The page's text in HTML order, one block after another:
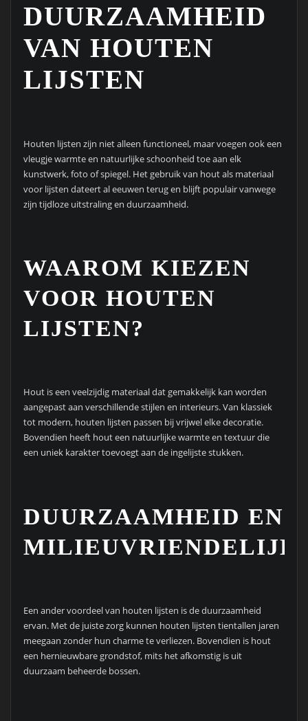
DUURZAAMHEID
VAN HOUTEN
LIJSTEN
Houten lijsten zijn niet alleen functioneel, maar voegen ook een
vleugje warmte en natuurlijke schoonheid toe aan elk
kunstwerk, foto of spiegel. Het gebruik van hout als materiaal
voor lijsten dateert al eeuwen terug en blijft populair vanwege
zijn tijdloze uitstraling en duurzaamheid.
WAAROM KIEZEN
VOOR HOUTEN
LIJSTEN?
Hout is een veelzijdig materiaal dat gemakkelijk kan worden
aangepast aan verschillende stijlen en interieurs. Van klassiek
tot modern, houten lijsten passen bij vrijwel elke decoratie.
Bovendien heeft hout een natuurlijke warmte en textuur die
een uniek karakter toevoegt aan de ingelijste stukken.
DUURZAAMHEID EN
Een ander voordeel van houten lijsten is de duurzaamheid
ervan. Met de juiste zorg kunnen houten lijsten tientallen jaren
meegaan zonder hun charme te verliezen. Bovendien is hout
een hernieuwbare grondstof, mits het afkomstig is uit
duurzaam beheerde bossen.